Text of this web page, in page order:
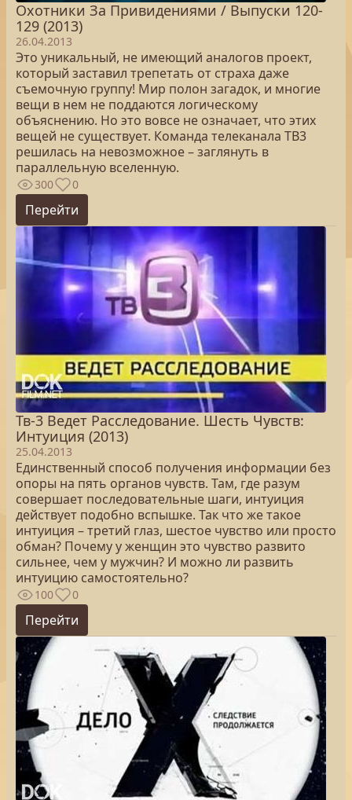
Охотники За Привидениями / Выпуски 120-
129 (2013)
26.04.2013
Это уникальный, не имеющий аналогов проект,
который заставил трепетать от страха даже
съемочную группу! Мир полон загадок, и многие
вещи в нем не поддаются логическому
объяснению. Но это вовсе не означает, что этих
вещей не существует. Команда телеканала ТВ3
решилась на невозможное – заглянуть в
параллельную вселенную.
300 0
Перейти
Тв-3 Ведет Расследование. Шесть Чувств:
Интуиция (2013)
25.04.2013
Единственный способ получения информации без
опоры на пять органов чувств. Там, где разум
совершает последовательные шаги, интуиция
действует подобно вспышке. Так что же такое
интуиция – третий глаз, шестое чувство или просто
обман? Почему у женщин это чувство развито
сильнее, чем у мужчин? И можно ли развить
интуицию самостоятельно?
100 0
Перейти